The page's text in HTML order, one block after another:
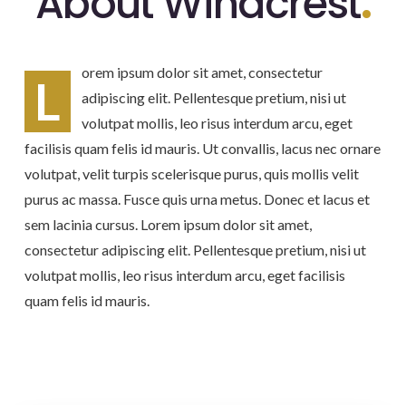
L
orem ipsum dolor sit amet, consectetur
adipiscing elit. Pellentesque pretium, nisi ut
volutpat mollis, leo risus interdum arcu, eget
facilisis quam felis id mauris. Ut convallis, lacus nec ornare
volutpat, velit turpis scelerisque purus, quis mollis velit
purus ac massa. Fusce quis urna metus. Donec et lacus et
sem lacinia cursus. Lorem ipsum dolor sit amet,
consectetur adipiscing elit. Pellentesque pretium, nisi ut
volutpat mollis, leo risus interdum arcu, eget facilisis
quam felis id mauris.